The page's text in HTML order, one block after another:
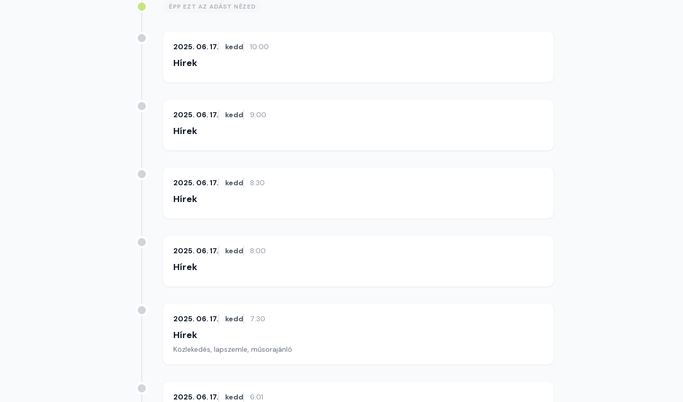
ÉPP EZT AZ ADÁST NÉZED
2025. 06. 17. kedd 10:00
Hírek
2025. 06. 17. kedd 9:00
Hírek
2025. 06. 17. kedd 8:30
Hírek
2025. 06. 17. kedd 8:00
Hírek
2025. 06. 17. kedd 7:30
Hírek
Közlekedés, lapszemle, műsorajánló
2025. 06. 17. kedd 6:01